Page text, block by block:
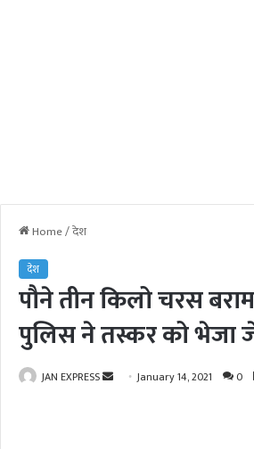
Home/देश
देश
पौने तीन किलो चरस
पुलिस ने तस्कर को भेजा
JAN EXPRESS January 14, 2021 0